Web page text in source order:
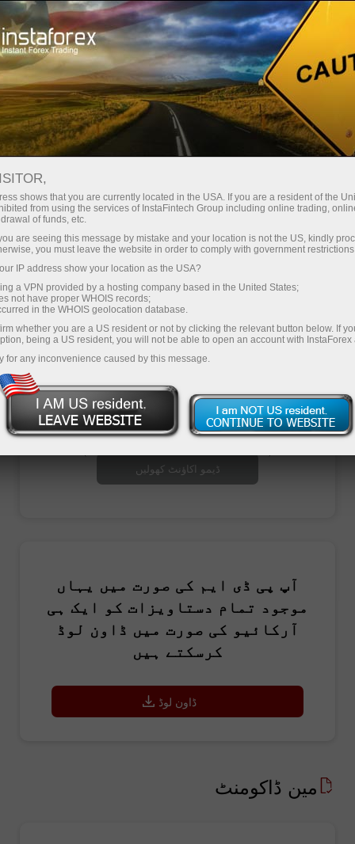
About InstaForex اہم دستاویزات
اہم دستاویزات
اس صفحہ پر آپ وہ تمام بنیادی دستاویزات
حاصل کرسکتے ہیں کہ جس کی وجہ سے صارف
اور انسٹا فاریکس کے درمیان ایک ربط
بنتا ہے – ہم آپ کو یہ تجویز دیتے ہیں کہ
ان میں سے جو آپ کے متعلق ہیں ان کا بغور
مطالعہ کرلیں ان میں سروسز کا مکمل
احاطہ کرنے کے ساتھ ساتھ بروکر اور صارف
کی حقوق اور فرائض کو بیان کیا گیا ہے
تجارتی اکاؤنٹ کھولیں
ڈیمو اکاؤنٹ کھولیں
آپ پی ڈی ایم کی صورت میں یہاں
موجود تمام دستاویزات کو ایک ہی
آرکائیو کی صورت میں ڈاون لوڈ
کرسکتے ہیں
ڈاون لوڈ
مین ڈاکومنٹ
shows that you are currently located in the USA. If you are a resident of the
from using the services of InstaFintech Group including online trading,
of funds, etc.
are seeing this message by mistake and your location is not the US, kindly
you must leave the website in order to comply with government
IP address show your location as the USA?
a VPN provided by a hosting company based in the United States;
not have proper WHOIS records;
in the WHOIS geolocation database.
whether you are a US resident or not by clicking the relevant button below. If
being a US resident, you will not be able to open an account with InstaForex
for any inconvenience caused by this message.